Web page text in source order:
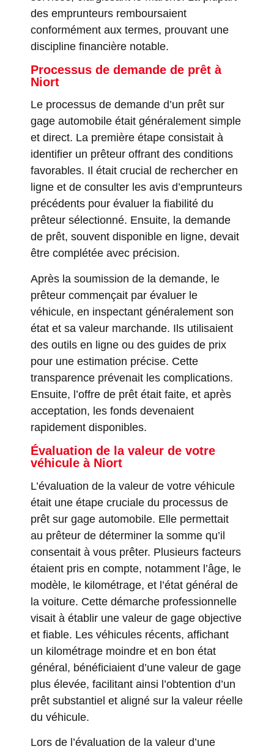
des emprunteurs remboursaient
conformément aux termes, prouvant une
discipline financière notable.
Processus de demande de prêt à
Niort
Le processus de demande d’un prêt sur
gage automobile était généralement simple
et direct. La première étape consistait à
identifier un prêteur offrant des conditions
favorables. Il était crucial de rechercher en
ligne et de consulter les avis d’emprunteurs
précédents pour évaluer la fiabilité du
prêteur sélectionné. Ensuite, la demande
de prêt, souvent disponible en ligne, devait
être complétée avec précision.
Après la soumission de la demande, le
prêteur commençait par évaluer le
véhicule, en inspectant généralement son
état et sa valeur marchande. Ils utilisaient
des outils en ligne ou des guides de prix
pour une estimation précise. Cette
transparence prévenait les complications.
Ensuite, l’offre de prêt était faite, et après
acceptation, les fonds devenaient
rapidement disponibles.
Évaluation de la valeur de votre
véhicule à Niort
L’évaluation de la valeur de votre véhicule
était une étape cruciale du processus de
prêt sur gage automobile. Elle permettait
au prêteur de déterminer la somme qu’il
consentait à vous prêter. Plusieurs facteurs
étaient pris en compte, notamment l’âge, le
modèle, le kilométrage, et l’état général de
la voiture. Cette démarche professionnelle
visait à établir une valeur de gage objective
et fiable. Les véhicules récents, affichant
un kilométrage moindre et en bon état
général, bénéficiaient d’une valeur de gage
plus élevée, facilitant ainsi l’obtention d’un
prêt substantiel et aligné sur la valeur réelle
du véhicule.
Lors de l’évaluation de la valeur d’une